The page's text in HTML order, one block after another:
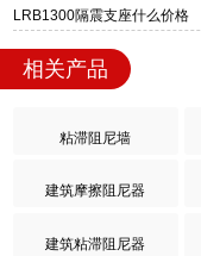
LRB1300隔震支座什么价格
相关产品
粘滞阻尼墙
建筑摩擦阻尼器
建筑粘滞阻尼器